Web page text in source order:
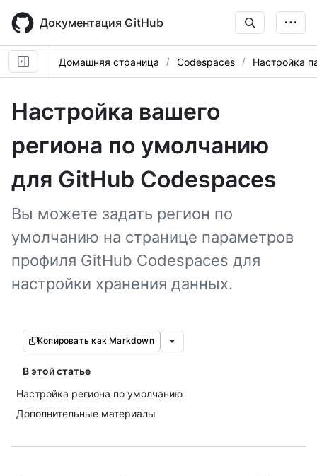
main
content
Документация GitHub
Домашняя страница Codespaces Настройка
Настройка вашего
региона по умолчанию
для GitHub Codespaces
Вы можете задать регион по
умолчанию на странице параметров
профиля GitHub Codespaces для
настройки хранения данных.
Копировать как Markdown
В этой статье
Настройка региона по умолчанию
Дополнительные материалы